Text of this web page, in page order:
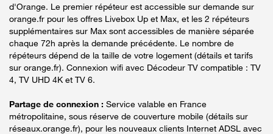
d'Orange. Le premier répéteur est accessible sur demande sur
orange.fr pour les offres Livebox Up et Max, et les 2 répéteurs
supplémentaires sur Max sont accessibles de manière séparée
chaque 72h après la demande précédente. Le nombre de
répéteurs dépend de la taille de votre logement (détails et tarifs
sur orange.fr). Connexion wifi avec Décodeur TV compatible : TV
4, TV UHD 4K et TV 6.
Partage de connexion : Service valable en France
métropolitaine, sous réserve de couverture mobile (détails sur
réseaux.orange.fr), pour les nouveaux clients Internet ADSL avec